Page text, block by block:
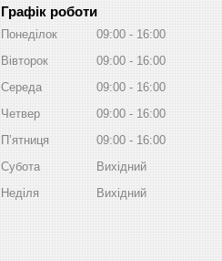
Графік роботи
Понеділок 09:00
16:00
Вівторок
09:00
16:00
Середа
09:00
16:00
Четвер
09:00
16:00
Пʼятниця
09:00
16:00
Субота
Вихідний
Неділя
Вихідний